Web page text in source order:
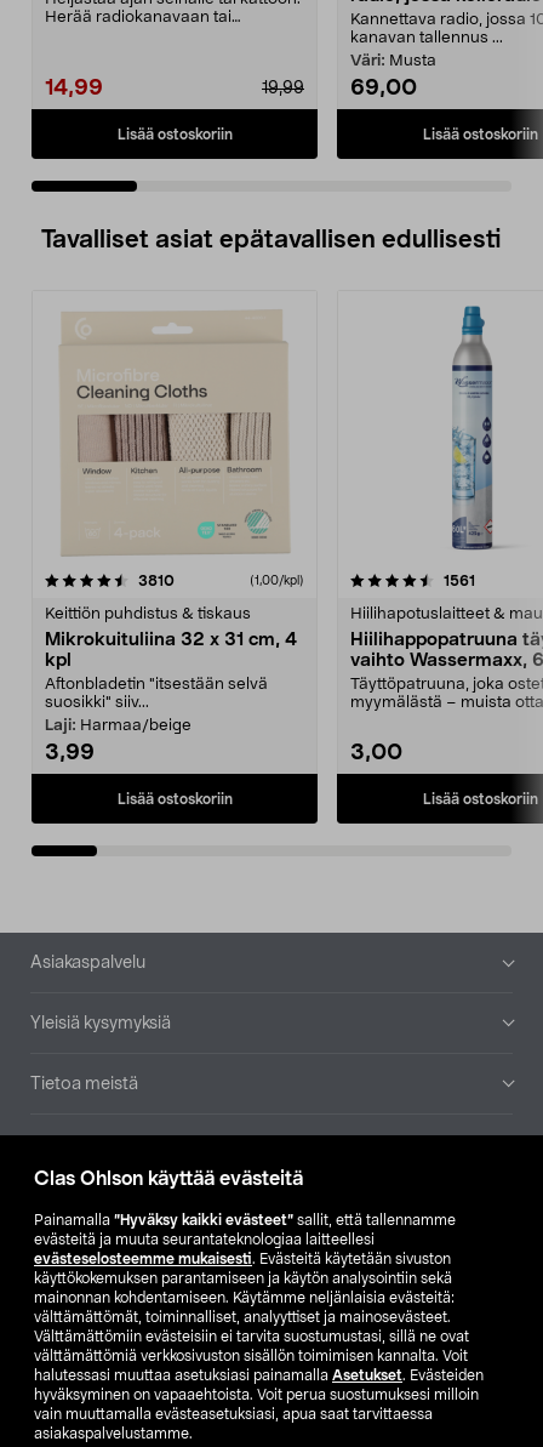
Clas Ohlson käyttää evästeitä
Painamalla ”Hyväksy kaikki evästeet” sallit, että tallennamme
evästeitä ja muuta seurantateknologiaa laitteellesi
evästeselosteemme mukaisesti. Evästeitä käytetään sivuston
käyttökokemuksen parantamiseen ja käytön analysointiin sekä
mainonnan kohdentamiseen. Käytämme neljänlaisia evästeitä:
välttämättömät, toiminnalliset, analyyttiset ja mainosevästeet.
Välttämättömiin evästeisiin ei tarvita suostumustasi, sillä ne ovat
välttämättömiä verkkosivuston sisällön toimimisen kannalta. Voit
halutessasi muuttaa asetuksiasi painamalla Asetukset. Evästeiden
hyväksyminen on vapaaehtoista. Voit perua suostumuksesi milloin
vain muuttamalla evästeasetuksiasi, apua saat tarvittaessa
asiakaspalvelustamme.
Herää radiokanavaan tai
14,99 19,99
Lisää ostoskoriin
Kannettava radio, jossa
kanavan tallennus ...
Väri: Musta
69,00
Lisää ostoskoriin
Tavalliset asiat epätavallisen edullisesti
3810arvostelut (1,00/kpl)
Keittiön puhdistus & tiskaus
Mikrokuituliina 32 x 31 cm, 4
kpl
Aftonbladetin "itsestään selvä
suosikki" siiv...
Laji: Harmaa/beige
3,99
Lisää ostoskoriin
4.5viidestä
1561
Hiilihapotuslaitteet &
Hiilihappopatruuna
vaihto Wassermaxx,
Täyttöpatruuna, joka
myymälästä – muista
3,00
Lisää ostoskoriin
4.5viidestä
Alatunniste
Asiakaspalvelu
Yleisiä kysymyksiä
Tietoa meistä
Etsi myymälä
SE NO FI
FI SV